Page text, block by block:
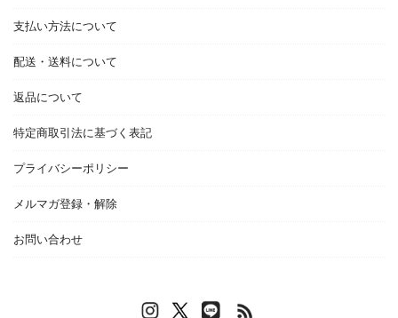
支払い方法について
配送・送料について
返品について
特定商取引法に基づく表記
プライバシーポリシー
メルマガ登録・解除
お問い合わせ